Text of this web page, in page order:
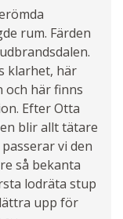
rum. Färden
klar­het, här
och här finns
Efter Otta
blir allt tätare
vi den
så bekanta
lodräta stup
upp för